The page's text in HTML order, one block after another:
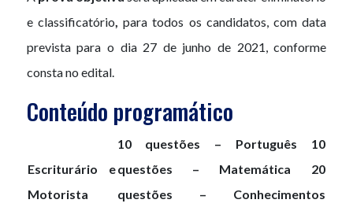
e classificatório, para todos os candidatos, com data
prevista para o dia 27 de junho de 2021, conforme
consta no edital.
Conteúdo programático
Escriturário e
Motorista
10 questões – Português 10
questões – Matemática 20
questões – Conhecimentos